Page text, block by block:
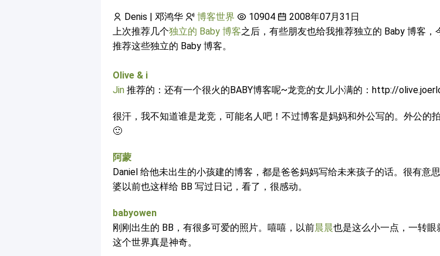
Denis | 邓鸿华 博客世界 10904
2008年07月31日
上次推荐几个独立的 Baby 博客之后，有些朋友也给我推荐独立的 Baby 博客，
推荐这些独立的 Baby 博客。
Olive & i
Jin 推荐的：还有一个很火的BABY博客呢~龙竞的女儿小满的：http://
很汗，我不知道谁是龙竞，可能名人吧！不过博客是妈妈和外公写的。外公的拍
🙂
阿蒙
Daniel 给他未出生的小孩建的博客，都是爸爸妈妈写给未来孩子的话。很有意
婆以前也这样给 BB 写过日记，看了，很感动。
babyowen
刚刚出生的 BB，有很多可爱的照片。嘻嘻，以前晨晨也是这么小一点，一转眼
这个世界真是神奇。